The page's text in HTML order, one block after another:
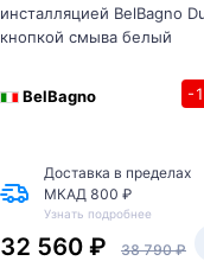
инсталляцией BelBagno
кнопкой смыва белый
BelBagno -
Доставка в пределах
МКАД 800 ₽
Узнать подробнее
32 560 ₽ 38 790 ₽